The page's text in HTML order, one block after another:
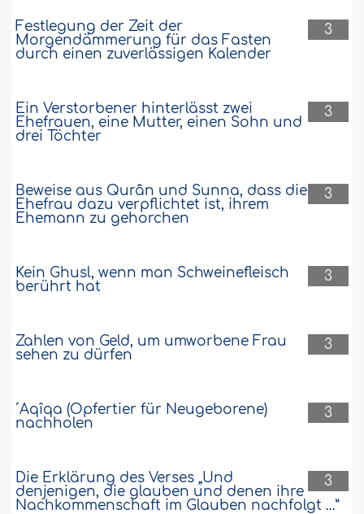
3
Festlegung der Zeit der
Morgendämmerung für das Fasten
durch einen zuverlässigen Kalender
3
Ein Verstorbener hinterlässt zwei
Ehefrauen, eine Mutter, einen Sohn und
drei Töchter
3
Beweise aus Qurân und Sunna, dass die
Ehefrau dazu verpflichtet ist, ihrem
Ehemann zu gehorchen
3
Kein Ghusl, wenn man Schweinefleisch
berührt hat
3
Zahlen von Geld, um umworbene Frau
sehen zu dürfen
3
´Aqîqa (Opfertier für Neugeborene)
nachholen
3
Die Erklärung des Verses „Und
denjenigen, die glauben und denen ihre
Nachkommenschaft im Glauben nachfolgt …”